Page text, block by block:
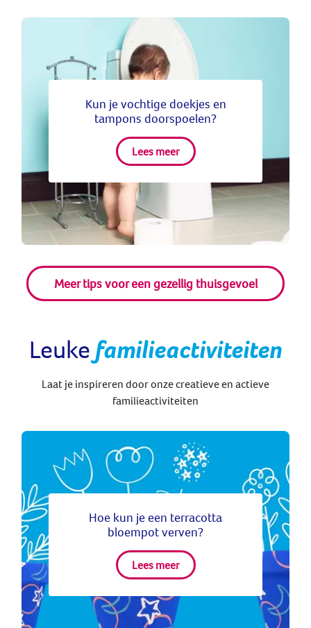
Kun je vochtige doekjes en
tampons doorspoelen?
Lees meer
Meer tips voor een gezellig thuisgevoel
Leukefamilieactiviteiten
Laat je inspireren door onze creatieve en actieve
familieactiviteiten
Hoe kun je een terracotta
bloempot verven?
Lees meer